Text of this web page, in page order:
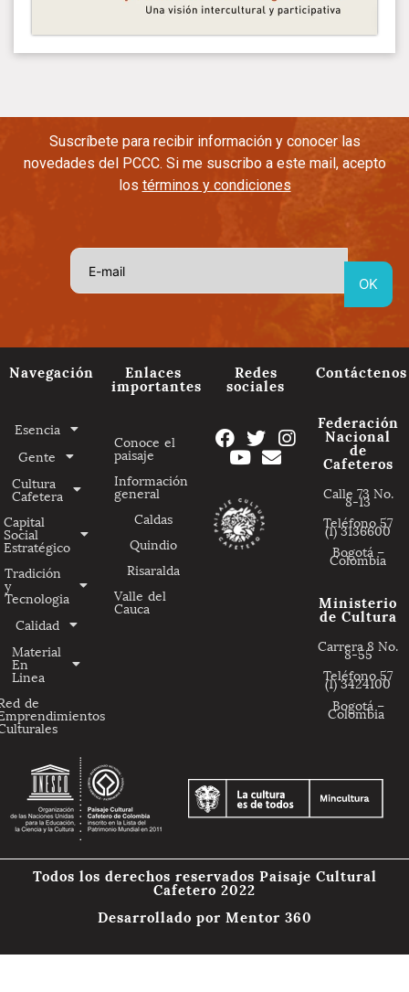
Suscríbete para recibir información y conocer las
novedades del PCCC. Si me suscribo a este mail, acepto
los términos y condiciones
Navegación
Esencia
Gente
Cultura
Cafetera
Capital
Social
Estratégico
Tradición
y
Tecnologia
Calidad
Material
En
Linea
de
Enlaces
importantes
Conoce el
paisaje
Información
general
Caldas
Quindio
Risaralda
Valle del
Cauca
Redes
sociales
Contáctenos
Federación
Nacional
de
Cafeteros
Calle 73 No.
8-13
Teléfono 57
(1) 3136600
Bogotá –
Colombia
Ministerio
de Cultura
Carrera 8 No.
8-55
Teléfono 57
(1) 3424100
Bogotá –
Colombia
Todos los derechos reservados Paisaje Cultural
Cafetero 2022
Desarrollado por Mentor 360